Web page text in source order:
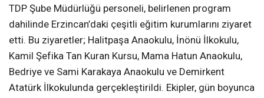
TDP Şube Müdürlüğü personeli, belirlenen program
dahilinde Erzincan’daki çeşitli eğitim kurumlarını ziyaret
etti. Bu ziyaretler; Halitpaşa Anaokulu, İnönü İlkokulu,
Kamil Şefika Tan Kuran Kursu, Mama Hatun Anaokulu,
Bedriye ve Sami Karakaya Anaokulu ve Demirkent
Atatürk İlkokulunda gerçekleştirildi. Ekipler, gün boyunca